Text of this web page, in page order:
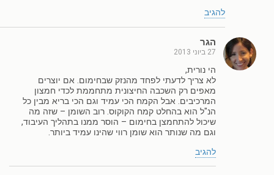
להגיב
הגר
27 ביוני 2013
הי נורית,
לא צריך לדעתי לפחד מהנזק שבחימום. אם יוצרים
מאפים רק השכבה החיצונית מתחממת לכדי חמצון
המרכיבים. אבל הקמח הכי עמיד וגם הכי בריא מבין כל
הנ"ל הוא בהחלט קמח הקוקוס. רוב השומן – שזה מה
שיכול להתחמצן בחימום – הוסר ממנו בתהליך העיבוד,
וגם מה שנותר הוא שומן רווי שהינו עמיד ביותר.
להגיב